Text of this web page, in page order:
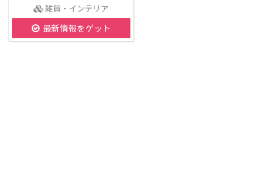
雑貨・インテリア
最新情報をゲット